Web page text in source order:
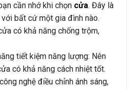
cần nhớ khi chọn cửa. Đây là
bất cứ một gia đình nào.
có khả năng chống trộm,
tiết kiệm năng lượng: Nên
có khả năng cách nhiệt tốt.
nghệ điều chỉnh ánh sáng,